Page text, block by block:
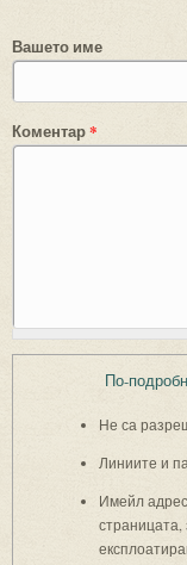
Вашето име
Коментар*
По-
Не са
Линиите и
Имейл